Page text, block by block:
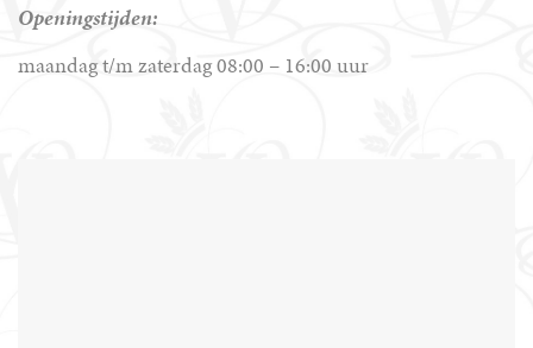
Openingstijden:
maandag t/m zaterdag 08:00 – 16:00 uur